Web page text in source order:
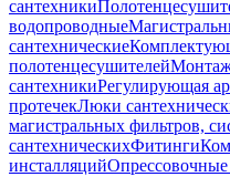
сантехники
водопроводные
сантехнические
полотенцесушителей
сантехникиРегулирующая
протечекЛюки
магистральных фильтров,
сантехническихФитинги
инсталляций